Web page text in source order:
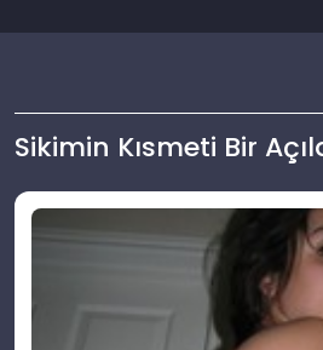
Sikimin Kısmeti Bir